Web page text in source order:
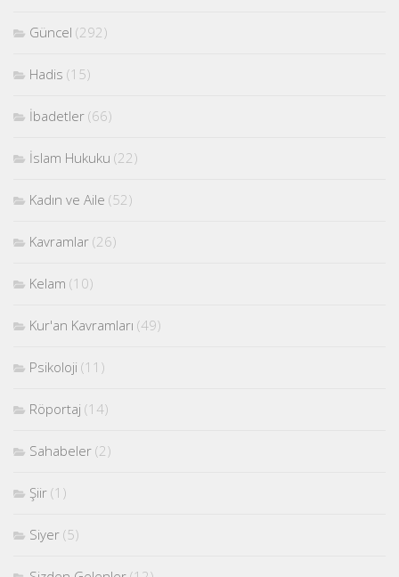
Güncel (292)
Hadis (15)
İbadetler (66)
İslam Hukuku (22)
Kadın ve Aile (52)
Kavramlar (26)
Kelam (10)
Kur'an Kavramları (49)
Psikoloji (11)
Röportaj (14)
Sahabeler (2)
Şiir (1)
Siyer (5)